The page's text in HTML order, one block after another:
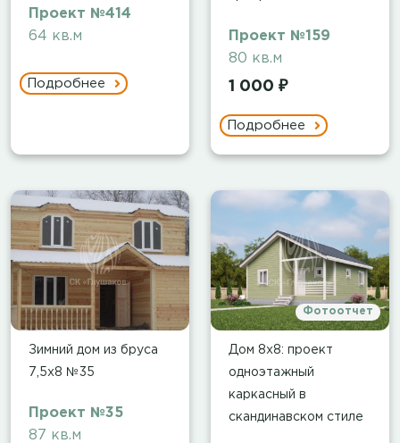
Проект №414
64 кв.м
Подробнее
Проект №159
80 кв.м
1 000 ₽
Подробнее
Зимний дом из бруса
7,5х8 №35
Проект №35
87 кв.м
Фотоотчет
Дом 8х8: проект
одноэтажный
каркасный в
скандинавском стиле